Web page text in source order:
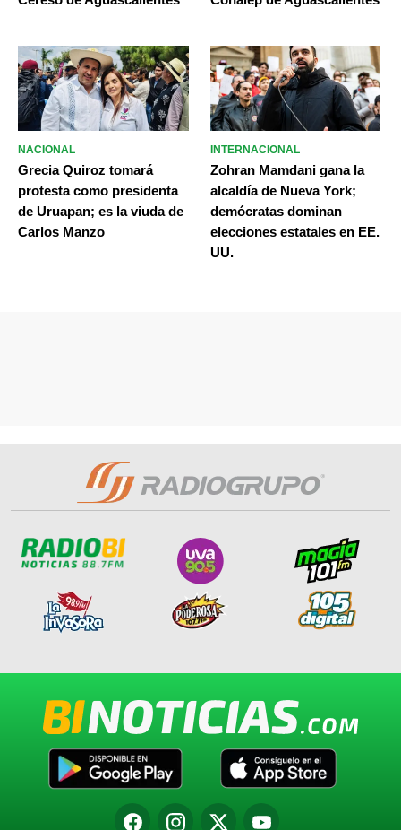
NACIONAL
Grecia Quiroz tomará
protesta como presidenta
de Uruapan; es la viuda de
Carlos Manzo
INTERNACIONAL
Zohran Mamdani gana la
alcaldía de Nueva York;
demócratas dominan
elecciones estatales en EE.
UU.